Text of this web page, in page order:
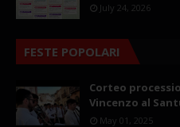
July 24, 2026
FESTE POPOLARI
Corteo
Vincenzo al
May 01, 2025